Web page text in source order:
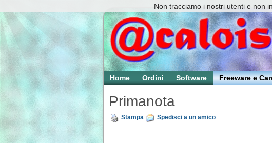
Home Ordini Software Freeware e
Primanota
Stampa Spedisci a un amico
Non tracciamo i nostri utenti e non